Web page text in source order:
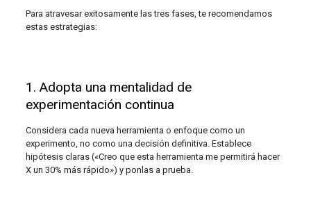
Para atravesar exitosamente las tres fases, te recomendamos
estas estrategias:
1. Adopta una mentalidad de
experimentación continua
Considera cada nueva herramienta o enfoque como un
experimento, no como una decisión definitiva. Establece
hipótesis claras («Creo que esta herramienta me permitirá hacer
X un 30% más rápido») y ponlas a prueba.